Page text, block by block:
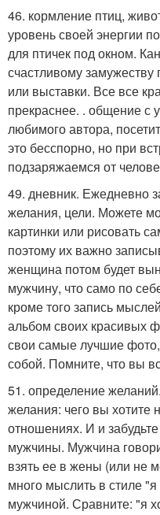
46. кормление птиц,
уровень своей энергии
для птичек под окном.
счастливому
или выставки. Все все
прекраснее. . общение с
любимого автора,
это бесспорно, но при
подзаряжаемся от
49. дневник. Ежедневно
желания, цели. Можете
картинки или рисовать
поэтому их важно
женщина потом будет
мужчину, что само по
кроме того запись
альбом своих красивых
свои самые лучшие
собой. Помните, что вы
51. определение
желания: чего вы хотите
отношениях. И и
мужчины. Мужчина
взять ее в жены (или не
много мыслить в стиле
мужчиной. Сравните: "я